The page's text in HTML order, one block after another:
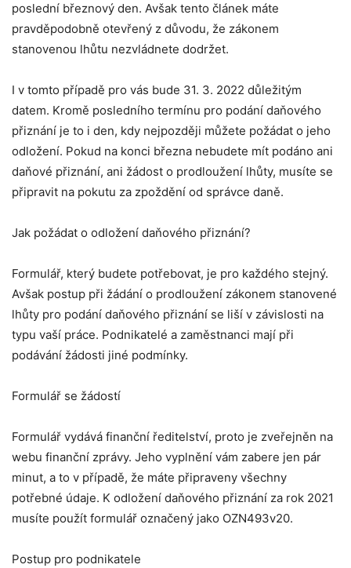
poslední březnový den. Avšak tento článek máte
pravděpodobně otevřený z důvodu, že zákonem
stanovenou lhůtu nezvládnete dodržet.
I v tomto případě pro vás bude 31. 3. 2022 důležitým
datem. Kromě posledního termínu pro podání daňového
přiznání je to i den, kdy nejpozději můžete požádat o jeho
odložení. Pokud na konci března nebudete mít podáno ani
daňové přiznání, ani žádost o prodloužení lhůty, musíte se
připravit na pokutu za zpoždění od správce daně.
Jak požádat o odložení daňového přiznání?
Formulář, který budete potřebovat, je pro každého stejný.
Avšak postup při žádání o prodloužení zákonem stanovené
lhůty pro podání daňového přiznání se liší v závislosti na
typu vaší práce. Podnikatelé a zaměstnanci mají při
podávání žádosti jiné podmínky.
Formulář se žádostí
Formulář vydává finanční ředitelství, proto je zveřejněn na
webu finanční zprávy. Jeho vyplnění vám zabere jen pár
minut, a to v případě, že máte připraveny všechny
potřebné údaje. K odložení daňového přiznání za rok 2021
musíte použít formulář označený jako OZN493v20.
Postup pro podnikatele